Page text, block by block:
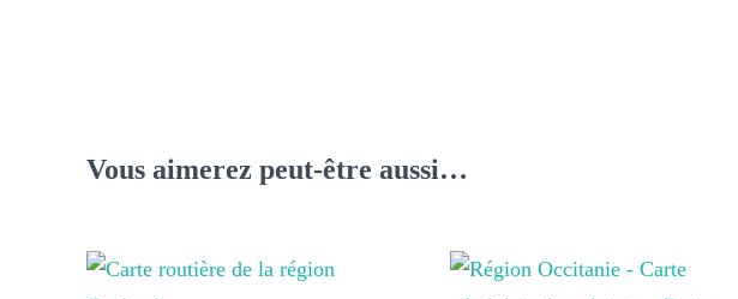
Vous aimerez peut-être aussi…